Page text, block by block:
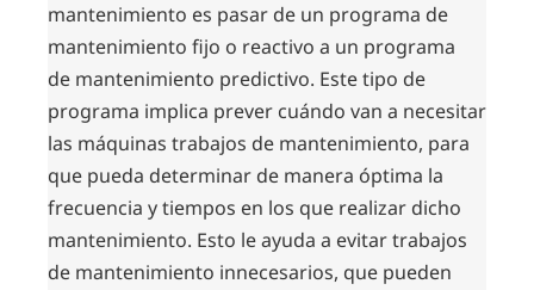
mantenimiento es pasar de un programa de
mantenimiento fijo o reactivo a un programa
de mantenimiento predictivo. Este tipo de
programa implica prever cuándo van a necesitar
las máquinas trabajos de mantenimiento, para
que pueda determinar de manera óptima la
frecuencia y tiempos en los que realizar dicho
mantenimiento. Esto le ayuda a evitar trabajos
de mantenimiento innecesarios, que pueden